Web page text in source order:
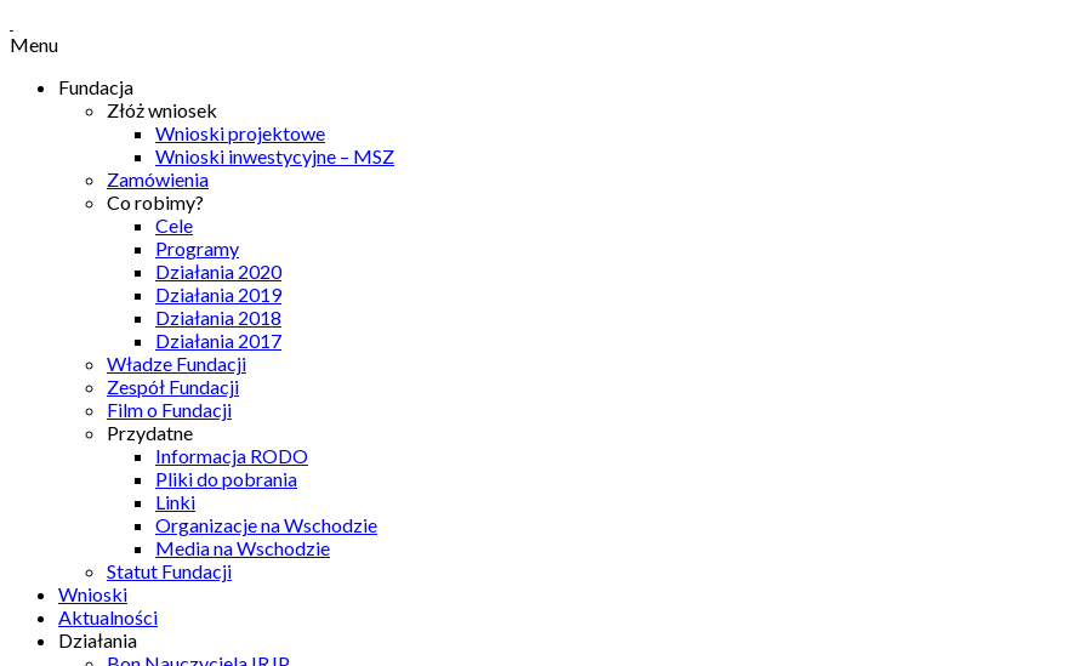
Menu
Fundacja
Złóż wniosek
Wnioski projektowe
Wnioski inwestycyjne – MSZ
Zamówienia
Co robimy?
Cele
Programy
Działania 2020
Działania 2019
Działania 2018
Działania 2017
Władze Fundacji
Zespół Fundacji
Film o Fundacji
Przydatne
Informacja RODO
Pliki do pobrania
Linki
Organizacje na Wschodzie
Media na Wschodzie
Statut Fundacji
Wnioski
Aktualności
Działania